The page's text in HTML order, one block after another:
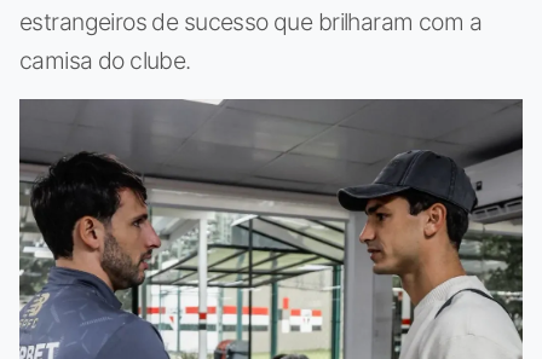
estrangeiros de sucesso que brilharam com a
camisa do clube.